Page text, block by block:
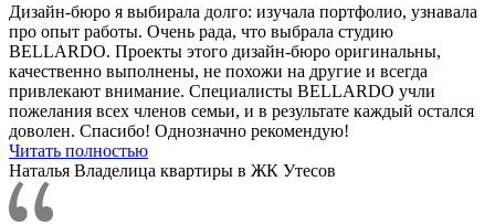
Дизайн-бюро я выбирала долго: изучала портфолио, узнавала
про опыт работы. Очень рада, что выбрала студию
BELLARDO. Проекты этого дизайн-бюро оригинальны,
качественно выполнены, не похожи на другие и всегда
привлекают внимание. Специалисты BELLARDO учли
пожелания всех членов семьи, и в результате каждый остался
доволен. Спасибо! Однозначно рекомендую!
Читать полностью
Наталья Владелица квартиры в ЖК Утесов